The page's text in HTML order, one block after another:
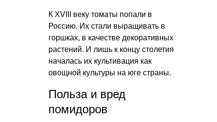
К XVIII веку томаты попали в
Россию. Их стали выращивать в
горшках, в качестве декоративных
растений. И лишь к концу столетия
началась их культивация как
овощной культуры на юге страны.
Польза и вред
помидоров